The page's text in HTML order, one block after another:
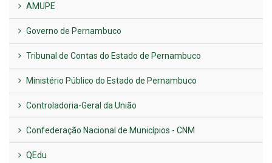
AMUPE
Governo de Pernambuco
Tribunal de Contas do Estado de Pernambuco
Ministério Público do Estado de Pernambuco
Controladoria-Geral da União
Confederação Nacional de Municípios - CNM
QEdu